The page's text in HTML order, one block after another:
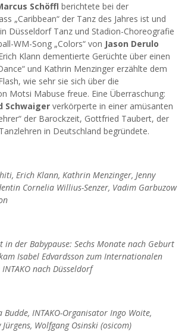
Schöffl berichtete bei der
„Caribbean“ der Tanz des Jahres ist und
Düsseldorf Tanz und Stadion-Choreografie
WM-Song „Colors“ von Jason Derulo
Klann dementierte Gerüchte über einen
und Kathrin Menzinger erzählte dem
wie sehr sie sich über die
Motsi Mabuse freue. Eine Überraschung:
Schwaiger verkörperte in einer amüsanten
der Barockzeit, Gottfried Taubert, der
in Deutschland begründete.
Erich Klann, Kathrin Menzinger, Jenny
Cornelia Willius-Senzer, Vadim Garbuzow
der Babypause: Sechs Monate nach Geburt
Isabel Edvardsson zum Internationalen
nach Düsseldorf
INTAKO-Organisator Ingo Woite,
Wolfgang Osinski (osicom)